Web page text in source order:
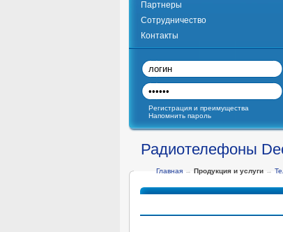
Партнеры
Сотрудничество
Контакты
Регистрация и преимущества
Напомнить пароль
Радиотелефоны
Главная → Продукция и услуги →